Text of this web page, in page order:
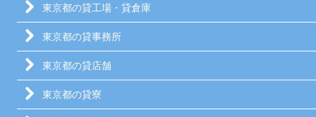
東京都の貸工場・貸倉庫
東京都の貸事務所
東京都の貸店舗
東京都の貸寮